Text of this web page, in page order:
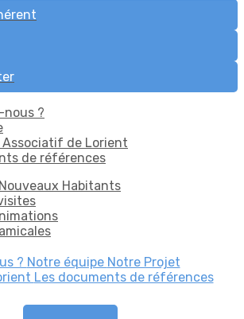
nous ?
de Lorient
de références
Habitants
? Notre équipe Notre Projet
Les documents de références